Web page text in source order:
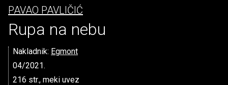
PAVAO PAVLIČIĆ
Rupa na nebu
Nakladnik: Egmont
04/2021.
216 str., meki uvez